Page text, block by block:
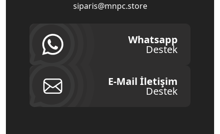
siparis@mnpc.store
Whatsapp
Destek
E-Mail İletişim
Destek